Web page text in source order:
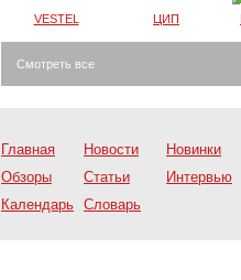
VESTEL ЦИП
Смотреть все
Главная Новости
Новинки
Обзоры
Статьи
Интервью
Календарь Словарь